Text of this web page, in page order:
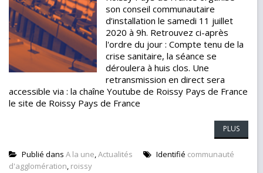
son conseil communautaire
d’installation le samedi 11 juillet
2020 à 9h. Retrouvez ci-après
l'ordre du jour : Compte tenu de la
crise sanitaire, la séance se
déroulera à huis clos. Une
retransmission en direct sera
accessible via : la chaîne Youtube de Roissy Pays de France
le site de Roissy Pays de France
PLUS
Publié dans A la une,Actualités Identifié communauté
d'agglomération, roissy